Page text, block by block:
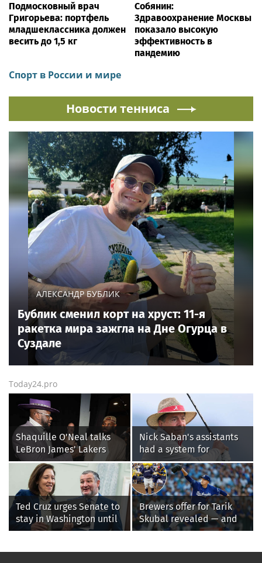
Подмосковный врач
Григорьева: портфель
младшеклассника должен
весить до 1,5 кг
Собянин:
Здравоохранение Москвы
показало высокую
эффективность в
пандемию
Спорт в России и мире
Новости тенниса
АЛЕКСАНДР БУБЛИК
Бублик сменил корт на хруст: 11-я
ракетка мира зажгла на Дне Огурца в
Суздале
Today24.pro
Shaquille O'Neal talks
LeBron James' Lakers
legacy, why his new 76ers
might be extremely
'dangerous'
Nick Saban's assistants
had a system for
sneaking onto golf
courses without him
knowing, until it
backfired
Ted Cruz urges Senate to
stay in Washington until
Protect College Sports
Brewers offer for Tarik
Skubal revealed — and
it’s better than the